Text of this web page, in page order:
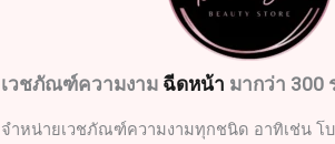
เวชภัณฑ์ความงาม ฉีดหน้า มากว่า 300
จำหน่ายเวชภัณฑ์ความงามทุกชนิด อาทิเช่น โ